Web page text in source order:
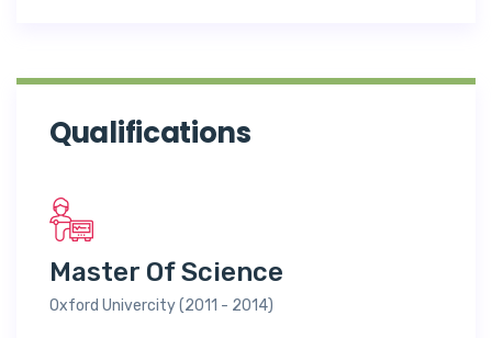
Qualifications
Master Of Science
Oxford Univercity (2011 - 2014)